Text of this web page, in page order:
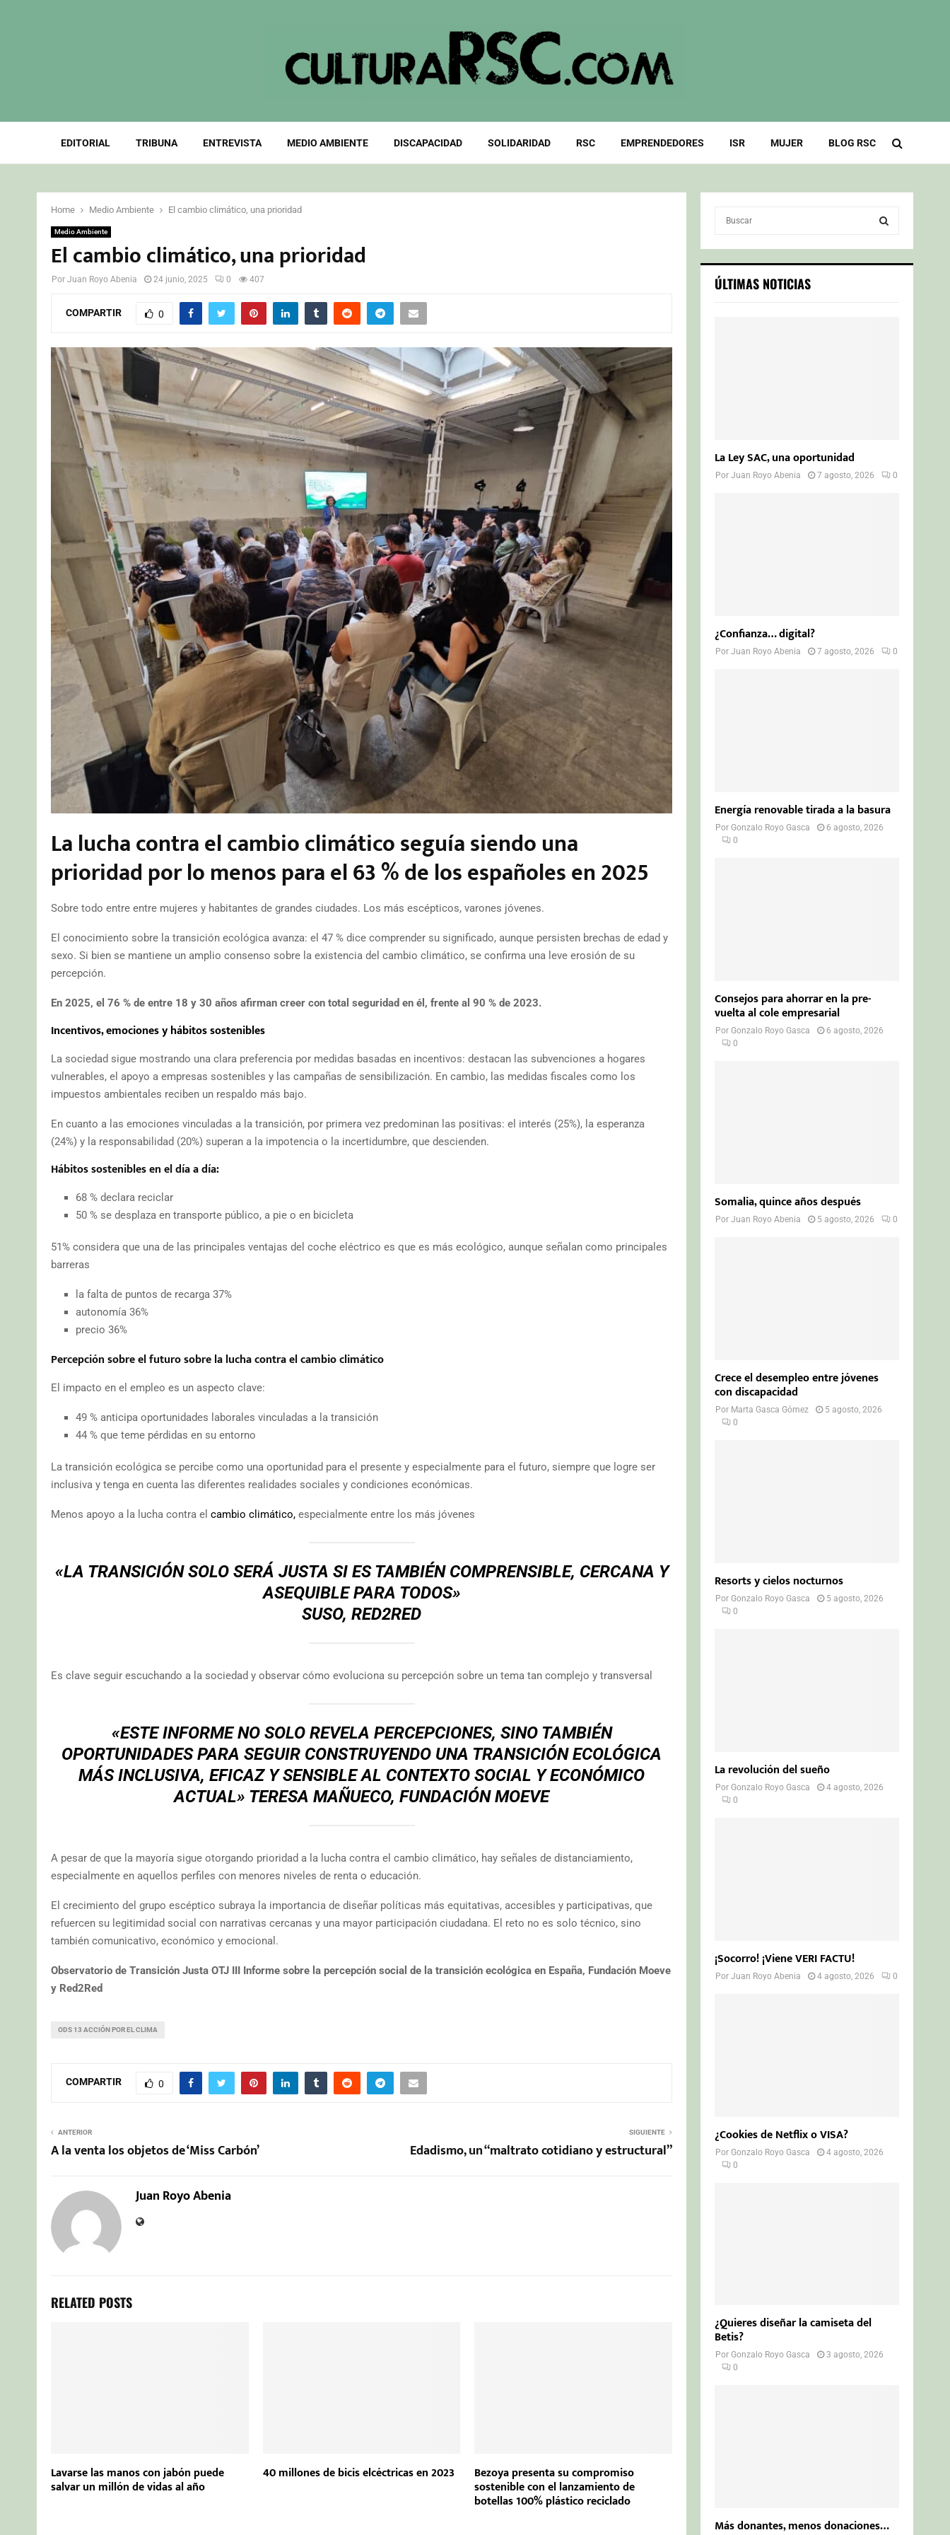
EDITORIAL TRIBUNA ENTREVISTA MEDIO AMBIENTE DISCAPACIDAD SOLIDARIDAD RSC EMPRENDEDORES ISR MUJER BLOG RSC
Home Medio Ambiente El cambio climático, una prioridad
Medio Ambiente
El cambio climático, una prioridad
Por Juan Royo Abenia 24 junio, 2025 0 407
COMPARTIR 0
La lucha contra el cambio climático seguía siendo una
prioridad por lo menos para el 63 % de los españoles en 2025
Sobre todo entre entre mujeres y habitantes de grandes ciudades. Los más escépticos, varones jóvenes.
El conocimiento sobre la transición ecológica avanza: el 47 % dice comprender su significado, aunque persisten brechas de edad y
sexo. Si bien se mantiene un amplio consenso sobre la existencia del cambio climático, se confirma una leve erosión de su
percepción.
En 2025, el 76 % de entre 18 y 30 años afirman creer con total seguridad en él, frente al 90 % de 2023.
Incentivos, emociones y hábitos sostenibles
La sociedad sigue mostrando una clara preferencia por medidas basadas en incentivos: destacan las subvenciones a hogares
vulnerables, el apoyo a empresas sostenibles y las campañas de sensibilización. En cambio, las medidas fiscales como los
impuestos ambientales reciben un respaldo más bajo.
En cuanto a las emociones vinculadas a la transición, por primera vez predominan las positivas: el interés (25%), la esperanza
(24%) y la responsabilidad (20%) superan a la impotencia o la incertidumbre, que descienden.
Hábitos sostenibles en el día a día:
68 % declara reciclar
50 % se desplaza en transporte público, a pie o en bicicleta
51% considera que una de las principales ventajas del coche eléctrico es que es más ecológico, aunque señalan como principales
barreras
la falta de puntos de recarga 37%
autonomía 36%
precio 36%
Percepción sobre el futuro sobre la lucha contra el cambio climático
El impacto en el empleo es un aspecto clave:
49 % anticipa oportunidades laborales vinculadas a la transición
44 % que teme pérdidas en su entorno
La transición ecológica se percibe como una oportunidad para el presente y especialmente para el futuro, siempre que logre ser
inclusiva y tenga en cuenta las diferentes realidades sociales y condiciones económicas.
Menos apoyo a la lucha contra el cambio climático, especialmente entre los más jóvenes
«LA TRANSICIÓN SOLO SERÁ JUSTA SI ES TAMBIÉN COMPRENSIBLE, CERCANA Y
ASEQUIBLE PARA TODOS»
SUSO, RED2RED
Es clave seguir escuchando a la sociedad y observar cómo evoluciona su percepción sobre un tema tan complejo y transversal
«ESTE INFORME NO SOLO REVELA PERCEPCIONES, SINO TAMBIÉN
OPORTUNIDADES PARA SEGUIR CONSTRUYENDO UNA TRANSICIÓN ECOLÓGICA
MÁS INCLUSIVA, EFICAZ Y SENSIBLE AL CONTEXTO SOCIAL Y ECONÓMICO
ACTUAL» TERESA MAÑUECO, FUNDACIÓN MOEVE
A pesar de que la mayoría sigue otorgando prioridad a la lucha contra el cambio climático, hay señales de distanciamiento,
especialmente en aquellos perfiles con menores niveles de renta o educación.
El crecimiento del grupo escéptico subraya la importancia de diseñar políticas más equitativas, accesibles y participativas, que
refuercen su legitimidad social con narrativas cercanas y una mayor participación ciudadana. El reto no es solo técnico, sino
también comunicativo, económico y emocional.
Observatorio de Transición Justa OTJ III Informe sobre la percepción social de la transición ecológica en España, Fundación Moeve
y Red2Red
ODS 13 ACCIÓN POR EL CLIMA
COMPARTIR 0
ANTERIOR
A la venta los objetos de ‘Miss Carbón’
SIGUIENTE
Edadismo, un “maltrato cotidiano y estructural”
Juan Royo Abenia
RELATED POSTS
Lavarse las manos con jabón puede
salvar un millón de vidas al año
40 millones de bicis elcéctricas en 2023 Bezoya presenta su compromiso
sostenible con el lanzamiento de
botellas 100% plástico reciclado
c
h
S
ÚLTIMAS NOTICIAS
La Ley SAC, una oportunidad
PorJuan Royo Abenia 7 agosto, 2026 0
¿Confianza… digital?
PorJuan Royo Abenia 7 agosto, 2026 0
Energía renovable tirada a la basura
PorGonzalo Royo Gasca
6 agosto, 2026
0
Consejos para ahorrar en la pre-
vuelta al cole empresarial
PorGonzalo Royo Gasca
6 agosto, 2026
0
Somalia, quince años después
PorJuan Royo Abenia 5 agosto, 2026 0
Crece el desempleo entre jóvenes
con discapacidad
Por Marta Gasca Gómez
5 agosto, 2026
0
Resorts y cielos nocturnos
PorGonzalo Royo Gasca
5 agosto, 2026
0
La revolución del sueño
PorGonzalo Royo Gasca
4 agosto, 2026
0
¡Socorro! ¡Viene VERI FACTU!
PorJuan Royo Abenia 4 agosto, 2026 0
¿Cookies de Netflix o VISA?
PorGonzalo Royo Gasca
4 agosto, 2026
0
¿Quieres diseñar la camiseta del
Betis?
PorGonzalo Royo Gasca
3 agosto, 2026
0
Más donantes, menos donaciones…